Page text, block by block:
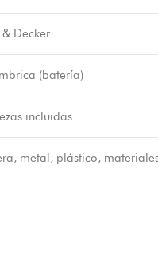
& Decker
(batería)
incluidas
metal, plástico,